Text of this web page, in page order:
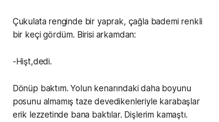
Çukulata renginde bir yaprak, çağla bademi renkli
bir keçi gördüm. Birisi arkamdan:
-Hişt,dedi.
Dönüp baktım. Yolun kenarındaki daha boyunu
posunu almamış taze devedikenleriyle karabaşlar
erik lezzetinde bana baktılar. Dişlerim kamaştı.